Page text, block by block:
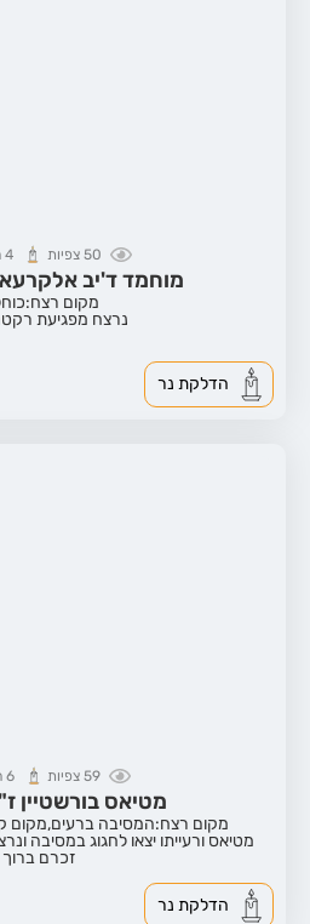
50 צפיות 4
מוחמד ד'יב
מקום
נרצח מפגיעת
הדלקת נר
59 צפיות 6
מטיאס בורשטיין
מקום רצח:המסיבה ברעים,מקום
זכרם ברוך
הדלקת נר